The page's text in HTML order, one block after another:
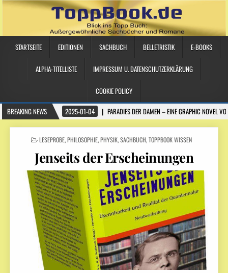
STARTSEITE EDITIONEN SACHBUCH BELLETRISTIK E-BOOKS
ALPHA-TITELLISTE IMPRESSUM U. DATENSCHUTZERKLÄRUNG
COOKIE POLICY
BREAKING NEWS
2025-01-04 PARADIES DER DAMEN – EINE GRAPHIC NOVEL
POSTED IN
LESEPROBE,PHILOSOPHIE,PHYSIK,SACHBUCH,TOPPBOOK WISSEN
Jenseits der Erscheinungen